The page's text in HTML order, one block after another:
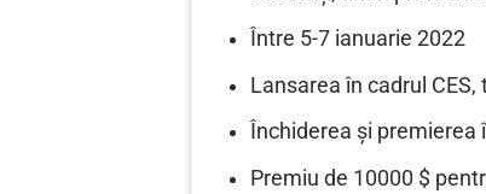
Între 5-7 ianuarie 2022
Lansarea în cadrul
Închiderea și premierea
Premiu de 10000 $